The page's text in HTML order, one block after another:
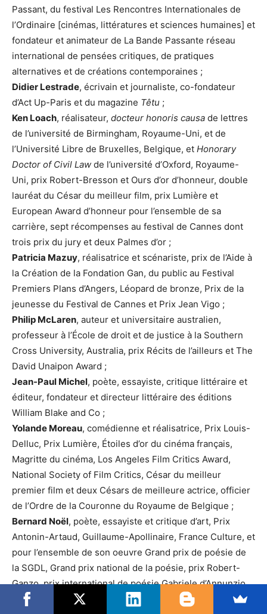
Passant, du festival Les Rencontres Internationales de
l’Ordinaire [cinémas, littératures et sciences humaines] et
fondateur et animateur de La Bande Passante réseau
international de pensées critiques, de pratiques
alternatives et de créations contemporaines ;
Didier Lestrade, écrivain et journaliste, co-fondateur
d’Act Up-Paris et du magazine Têtu ;
Ken Loach, réalisateur, docteur honoris causa de lettres
de l’université de Birmingham, Royaume-Uni, et de
l’Université Libre de Bruxelles, Belgique, et Honorary
Doctor of Civil Law de l’université d’Oxford, Royaume-
Uni, prix Robert-Bresson et Ours d’or d’honneur, double
lauréat du César du meilleur film, prix Lumière et
European Award d’honneur pour l’ensemble de sa
carrière, sept récompenses au festival de Cannes dont
trois prix du jury et deux Palmes d’or ;
Patricia Mazuy, réalisatrice et scénariste, prix de l’Aide à
la Création de la Fondation Gan, du public au Festival
Premiers Plans d’Angers, Léopard de bronze, Prix de la
jeunesse du Festival de Cannes et Prix Jean Vigo ;
Philip McLaren, auteur et universitaire australien,
professeur à l’École de droit et de justice à la Southern
Cross University, Australia, prix Récits de l’ailleurs et The
David Unaipon Award ;
Jean-Paul Michel, poète, essayiste, critique littéraire et
éditeur, fondateur et directeur littéraire des éditions
William Blake and Co ;
Yolande Moreau, comédienne et réalisatrice, Prix Louis-
Delluc, Prix Lumière, Étoiles d’or du cinéma français,
Magritte du cinéma, Los Angeles Film Critics Award,
National Society of Film Critics, César du meilleur
premier film et deux Césars de meilleure actrice, officier
de l’Ordre de la Couronne du Royaume de Belgique ;
Bernard Noël, poète, essayiste et critique d’art, Prix
Antonin-Artaud, Guillaume-Apollinaire, France Culture, et
pour l’ensemble de son oeuvre Grand prix de poésie de
la SGDL, Grand prix national de la poésie, prix Robert-
Ganzo, prix international de poésie Gabriele d’Annunzio
et Grand prix de poésie de l’Académie française ;